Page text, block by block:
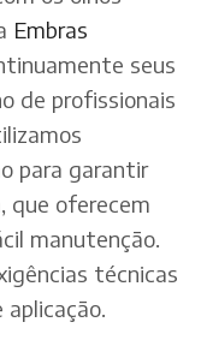
Embras
seus
de profissionais
para garantir
que oferecem
manutenção.
técnicas